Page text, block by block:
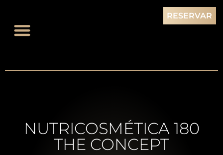
RESERVAR
NUTRICOSMÉTICA 180
THE CONCEPT